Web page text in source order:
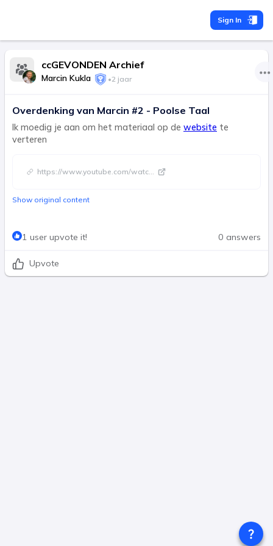
Sign In
ccGEVONDEN Archief
Marcin Kukla •2 jaar
Overdenking van Marcin #2 - Poolse Taal
Ik moedig je aan om het materiaal op de website te
verteren
https://www.youtube.com/watc...
Show original content
1 user upvote it! 0 answers
Upvote